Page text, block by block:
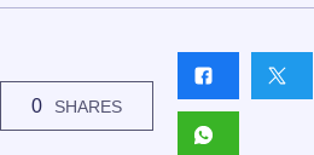
0 SHARES